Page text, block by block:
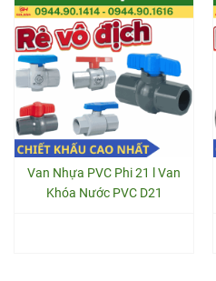
Van Nhựa PVC Phi 21 l Van
Khóa Nước PVC D21